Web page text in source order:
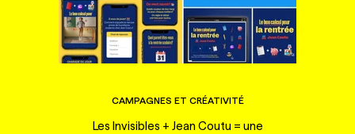
CAMPAGNES ET CRÉATIVITÉ
Les Invisibles + Jean Coutu = une